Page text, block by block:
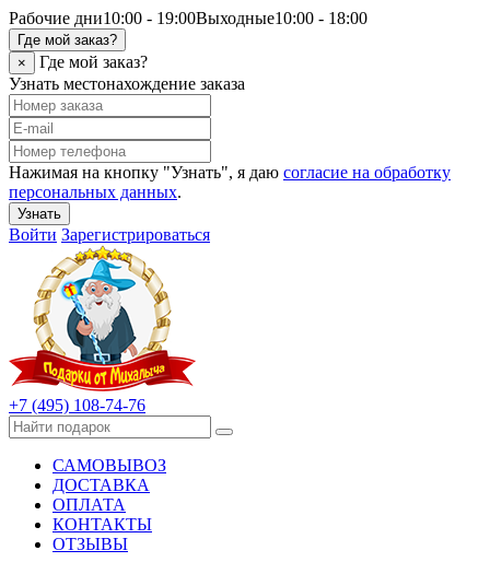
Рабочие дни10:00 - 19:00Выходные10:00 - 18:00
Где мой заказ?
×
Где мой заказ?
Узнать местонахождение заказа
Нажимая на кнопку "Узнать", я даю согласие на обработку
персональных данных.
Узнать
Войти Зарегистрироваться
+7 (495) 108-74-76
САМОВЫВОЗ
ДОСТАВКА
ОПЛАТА
КОНТАКТЫ
ОТЗЫВЫ